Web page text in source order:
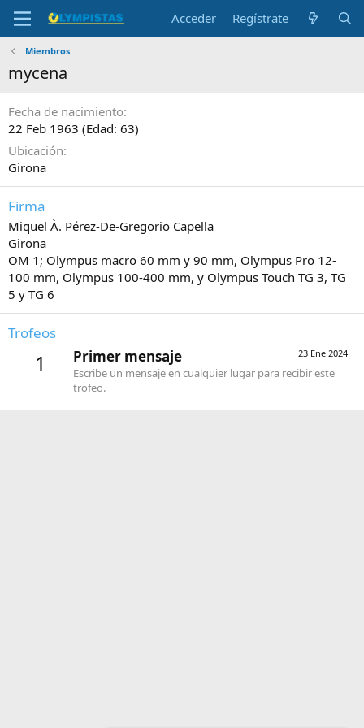
Acceder Regístrate
Miembros
mycena
Fecha de nacimiento
22 Feb 1963 (Edad: 63)
Ubicación
Girona
Firma
Miquel À. Pérez-De-Gregorio Capella
Girona
OM 1; Olympus macro 60 mm y 90 mm, Olympus Pro 12-
100 mm, Olympus 100-400 mm, y Olympus Touch TG 3, TG
5 y TG 6
Trofeos
1 23 Ene 2024
Primer mensaje
Escribe un mensaje en cualquier lugar para recibir este
trofeo.